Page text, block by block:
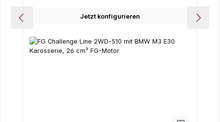
Jetzt konfigurieren